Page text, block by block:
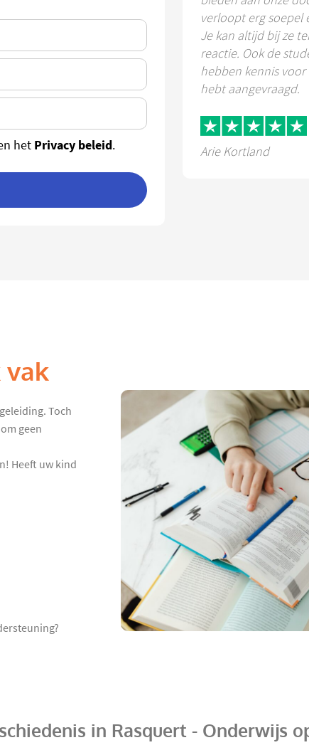
het Privacy beleid.
verloopt erg soepel
Je kan altijd bij ze
reactie. Ook de
hebben kennis
hebt aangevraagd.
Arie Kortland
vak
Toch
geen
Heeft uw kind
in Rasquert - Onderwijs